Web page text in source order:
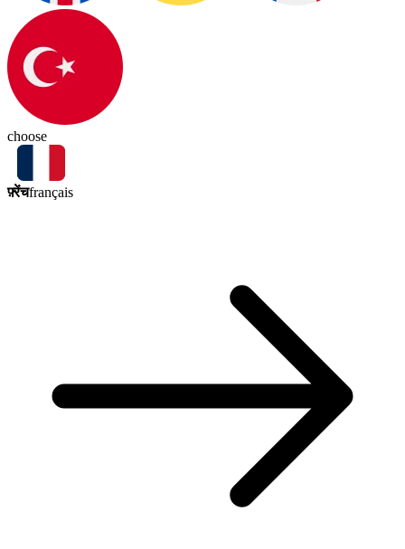
choose
फ़्रेंचfrançais